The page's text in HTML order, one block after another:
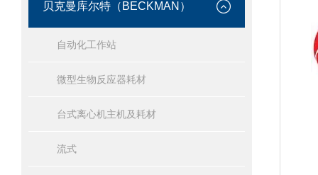
贝克曼库尔特（BECKMAN）
自动化工作站
微型生物反应器耗材
台式离心机主机及耗材
流式